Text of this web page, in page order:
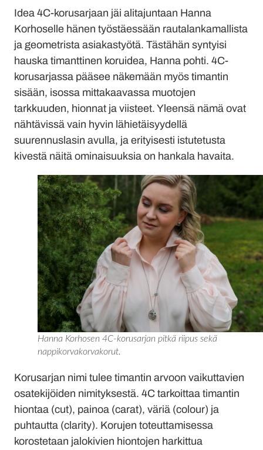
Idea 4C-korusarjaan jäi alitajuntaan Hanna
Korhoselle hänen työstäessään rautalankamallista
ja geometrista asiakastyötä. Tästähän syntyisi
hauska timanttinen koruidea, Hanna pohti. 4C-
korusarjassa pääsee näkemään myös timantin
sisään, isossa mittakaavassa muotojen
tarkkuuden, hionnat ja viisteet. Yleensä nämä ovat
nähtävissä vain hyvin lähietäisyydellä
suurennuslasin avulla, ja erityisesti istutetusta
kivestä näitä ominaisuuksia on hankala havaita.
Hanna Korhosen 4C-korusarjan pitkä riipus sekä
nappikorvakorvakorut.
Korusarjan nimi tulee timantin arvoon vaikuttavien
osatekijöiden nimityksestä. 4C tarkoittaa timantin
hiontaa (cut), painoa (carat), väriä (colour) ja
puhtautta (clarity). Korujen toteuttamisessa
korostetaan jalokivien hiontojen harkittua